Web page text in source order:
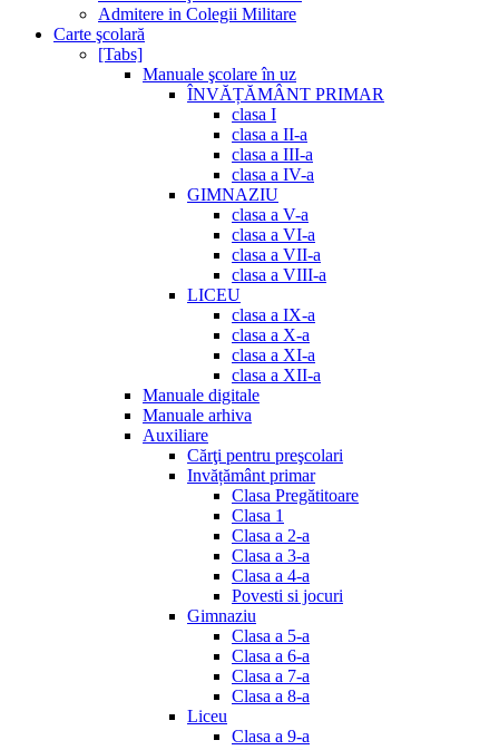
Admitere in Colegii Militare
Carte şcolară
[Tabs]
Manuale şcolare în uz
ÎNVĂȚĂMÂNT PRIMAR
clasa I
clasa a II-a
clasa a III-a
clasa a IV-a
GIMNAZIU
clasa a V-a
clasa a VI-a
clasa a VII-a
clasa a VIII-a
LICEU
clasa a IX-a
clasa a X-a
clasa a XI-a
clasa a XII-a
Manuale digitale
Manuale arhiva
Auxiliare
Cărţi pentru preşcolari
Invățământ primar
Clasa Pregătitoare
Clasa 1
Clasa a 2-a
Clasa a 3-a
Clasa a 4-a
Povesti si jocuri
Gimnaziu
Clasa a 5-a
Clasa a 6-a
Clasa a 7-a
Clasa a 8-a
Liceu
Clasa a 9-a